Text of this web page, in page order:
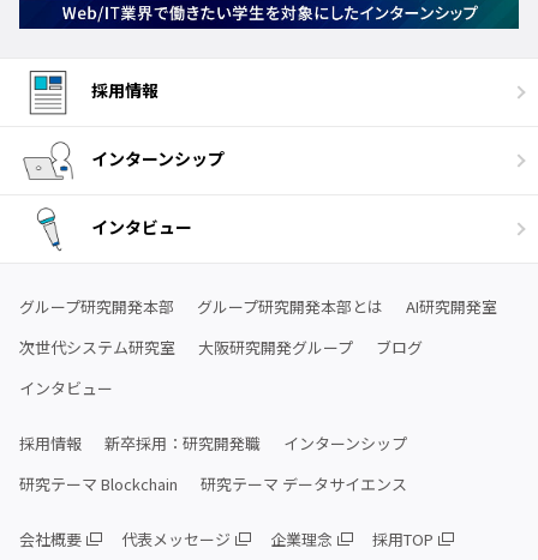
採用情報
インターンシップ
インタビュー
グループ研究開発本部 グループ研究開発本部とは
AI研究開発室
次世代システム研究室
大阪研究開発グループ
ブログ
インタビュー
採用情報 新卒採用：研究開発職
インターンシップ
研究テーマ Blockchain
研究テーマ データサイエンス
会社概要 代表メッセージ 企業理念
採用TOP